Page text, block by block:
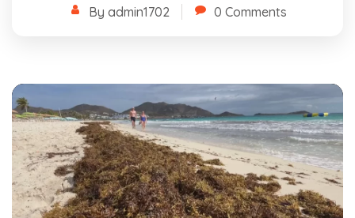
By admin1702 0 Comments